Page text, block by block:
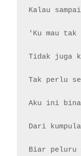
Kalau
'Ku mau tak
Tidak juga
Tak perlu
Aku ini
Dari
Biar peluru